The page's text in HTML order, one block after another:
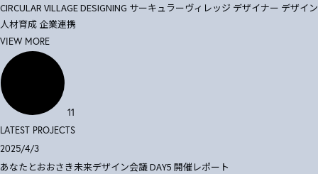
CIRCULAR VILLAGE DESIGNING サーキュラーヴィレッジ デザイナー デザイン
人材育成 企業連携
VIEW MORE
11
LATEST PROJECTS
2025/4/3
あなたとおおさき未来デザイン会議 DAY5 開催レポート